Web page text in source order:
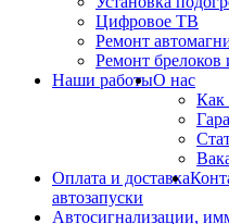
Цифровое ТВ
Ремонт
Ремонт брелоков
Наши работыО нас
Как
Оплата и доставка
автозапуски
Автосигнализации,